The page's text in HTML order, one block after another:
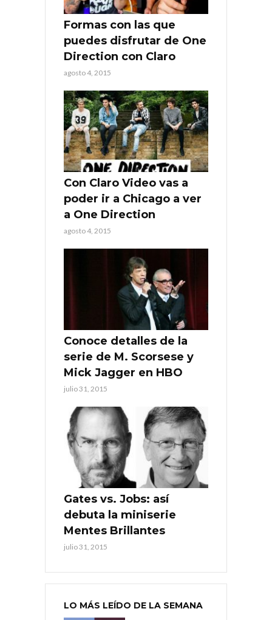
Formas con las que
puedes disfrutar de One
Direction con Claro
agosto 4, 2015
Con Claro Video vas a
poder ir a Chicago a ver
a One Direction
agosto 4, 2015
Conoce detalles de la
serie de M. Scorsese y
Mick Jagger en HBO
julio 31, 2015
Gates vs. Jobs: así
debuta la miniserie
Mentes Brillantes
julio 31, 2015
LO MÁS LEÍDO DE LA SEMANA